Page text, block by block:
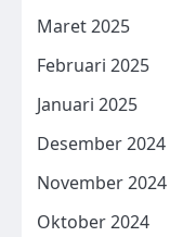
Maret 2025
Februari 2025
Januari 2025
Desember 2024
November 2024
Oktober 2024